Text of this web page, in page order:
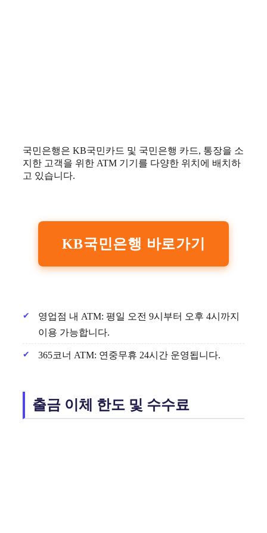
국민은행은 KB국민카드 및 국민은행 카드, 통장을 소
지한 고객을 위한 ATM 기기를 다양한 위치에 배치하
고 있습니다.
KB국민은행 바로가기
영업점 내 ATM: 평일 오전 9시부터 오후 4시까지
이용 가능합니다.
365코너 ATM: 연중무휴 24시간 운영됩니다.
출금 이체 한도 및 수수료